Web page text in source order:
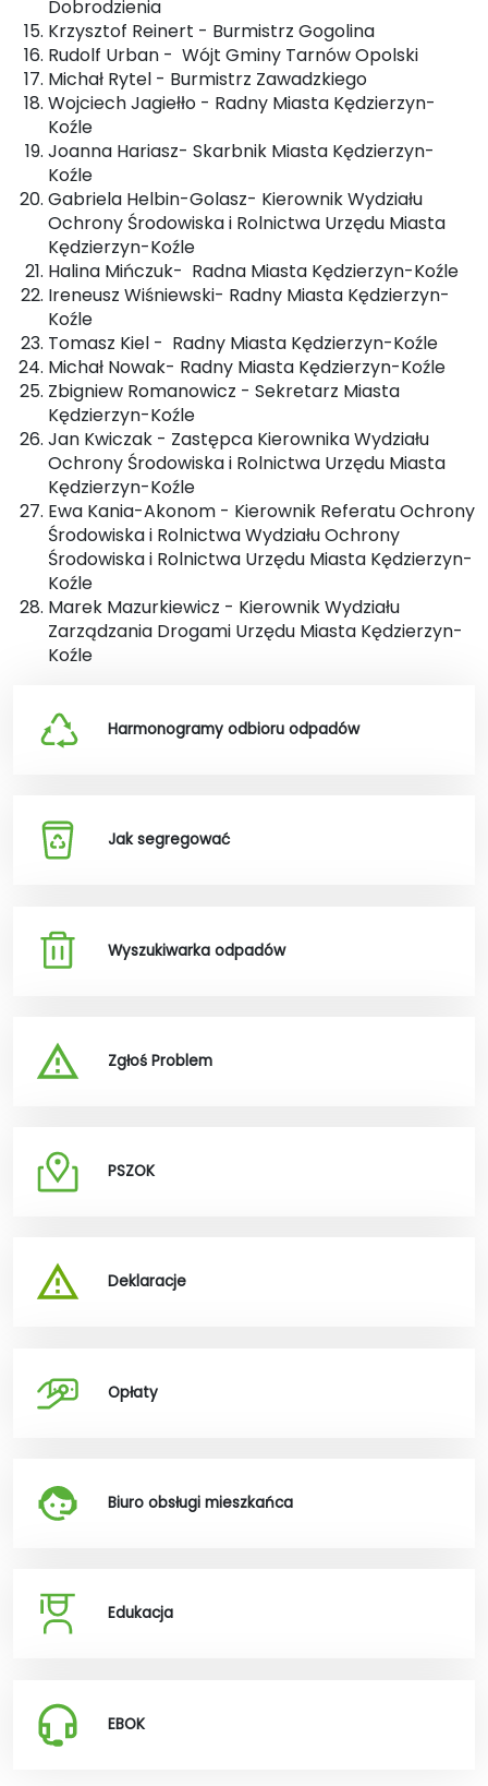
Dobrodzienia
Krzysztof Reinert - Burmistrz Gogolina
Rudolf Urban - Wójt Gminy Tarnów Opolski
Michał Rytel - Burmistrz Zawadzkiego
Wojciech Jagiełło - Radny Miasta Kędzierzyn-
Koźle
Joanna Hariasz- Skarbnik Miasta Kędzierzyn-
Koźle
Gabriela Helbin-Golasz- Kierownik Wydziału
Ochrony Środowiska i Rolnictwa Urzędu Miasta
Kędzierzyn-Koźle
Halina Mińczuk- Radna Miasta Kędzierzyn-Koźle
Ireneusz Wiśniewski- Radny Miasta Kędzierzyn-
Koźle
Tomasz Kiel - Radny Miasta Kędzierzyn-Koźle
Michał Nowak- Radny Miasta Kędzierzyn-Koźle
Zbigniew Romanowicz - Sekretarz Miasta
Kędzierzyn-Koźle
Jan Kwiczak - Zastępca Kierownika Wydziału
Ochrony Środowiska i Rolnictwa Urzędu Miasta
Kędzierzyn-Koźle
Ewa Kania-Akonom - Kierownik Referatu Ochrony
Środowiska i Rolnictwa Wydziału Ochrony
Środowiska i Rolnictwa Urzędu Miasta Kędzierzyn-
Koźle
Marek Mazurkiewicz - Kierownik Wydziału
Zarządzania Drogami Urzędu Miasta Kędzierzyn-
Koźle
Harmonogramy odbioru odpadów
Jak segregować
Wyszukiwarka odpadów
Zgłoś Problem
PSZOK
Deklaracje
Opłaty
Biuro obsługi mieszkańca
Edukacja
EBOK